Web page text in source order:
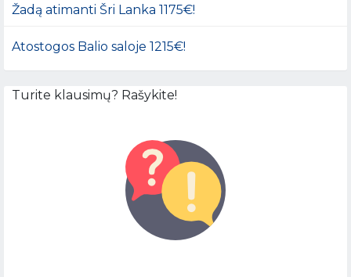
Žadą atimanti Šri Lanka 1175€!
Atostogos Balio saloje 1215€!
Turite klausimų? Rašykite!